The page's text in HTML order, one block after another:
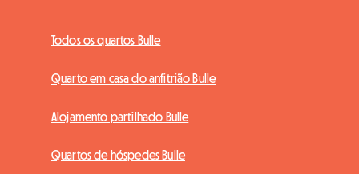
Todos os quartos Bulle
Quarto em casa do anfitrião Bulle
Alojamento partilhado Bulle
Quartos de hóspedes Bulle